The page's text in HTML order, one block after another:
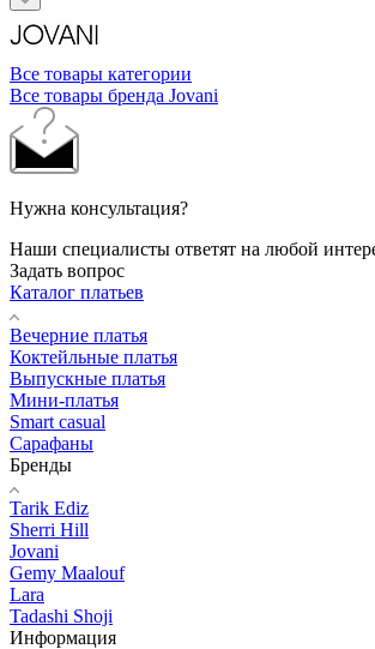
Все товары категории
Все товары бренда Jovani
Нужна консультация?
Наши специалисты ответят на любой
Задать вопрос
Каталог платьев
Вечерние платья
Коктейльные платья
Выпускные платья
Мини-платья
Smart casual
Сарафаны
Бренды
Tarik Ediz
Sherri Hill
Jovani
Gemy Maalouf
Lara
Tadashi Shoji
Информация